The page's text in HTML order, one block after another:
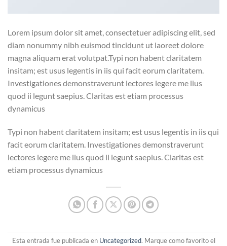
Lorem ipsum dolor sit amet, consectetuer adipiscing elit, sed
diam nonummy nibh euismod tincidunt ut laoreet dolore
magna aliquam erat volutpat.Typi non habent claritatem
insitam; est usus legentis in iis qui facit eorum claritatem.
Investigationes demonstraverunt lectores legere me lius
quod ii legunt saepius. Claritas est etiam processus
dynamicus
Typi non habent claritatem insitam; est usus legentis in iis qui
facit eorum claritatem. Investigationes demonstraverunt
lectores legere me lius quod ii legunt saepius. Claritas est
etiam processus dynamicus
Esta entrada fue publicada en Uncategorized. Marque como favorito el